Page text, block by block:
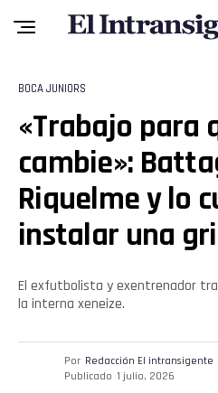
BOCA JUNIORS
«Trabajo para
cambie»:
Riquelme y lo
instalar una
El exfutbolista y exentrenador
la interna xeneize.
Por Redacción El intransigente
Publicado 1 julio, 2026